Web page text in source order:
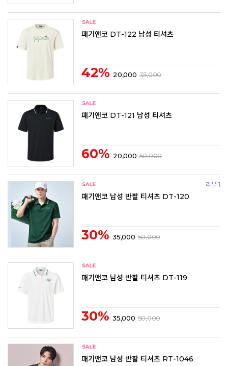
패기앤코 DT-122 남성 티셔츠
42% 20,000 35,000
패기앤코 DT-121 남성 티셔츠
60% 20,000 50,000
리뷰 1
패기앤코 남성 반팔 티셔츠 DT-120
30% 35,000 50,000
패기앤코 남성 반팔 티셔츠 DT-119
30% 35,000 50,000
패기앤코 남성 반팔 티셔츠 RT-1046